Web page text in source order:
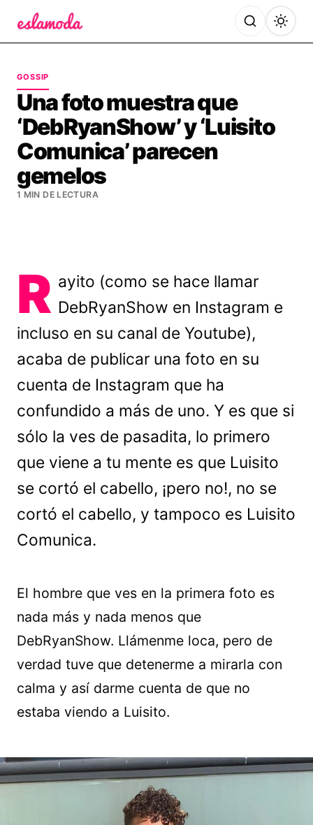
GOSSIP
Una foto muestra que
‘DebRyanShow’ y ‘Luisito
Comunica’ parecen
gemelos
1 MIN DE LECTURA
R ayito (como se hace llamar
DebRyanShow en Instagram e
incluso en su canal de Youtube),
acaba de publicar una foto en su
cuenta de Instagram que ha
confundido a más de uno. Y es que si
sólo la ves de pasadita, lo primero
que viene a tu mente es que Luisito
se cortó el cabello, ¡pero no!, no se
cortó el cabello, y tampoco es Luisito
Comunica.
El hombre que ves en la primera foto es
nada más y nada menos que
DebRyanShow. Llámenme loca, pero de
verdad tuve que detenerme a mirarla con
calma y así darme cuenta de que no
estaba viendo a Luisito.